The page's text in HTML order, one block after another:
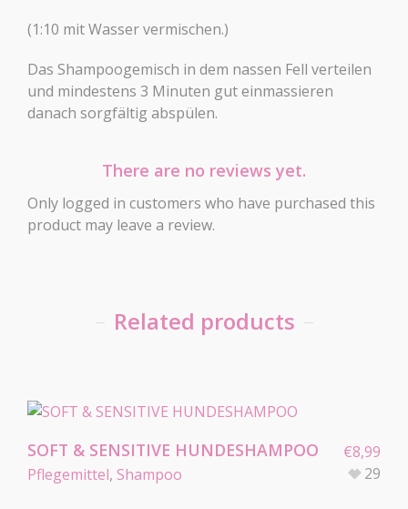
(1:10 mit Wasser vermischen.)
Das Shampoogemisch in dem nassen Fell verteilen
und mindestens 3 Minuten gut einmassieren
danach sorgfältig abspülen.
There are no reviews yet.
Only logged in customers who have purchased this
product may leave a review.
Related products
SOFT & SENSITIVE HUNDESHAMPOO
Pflegemittel, Shampoo
€8,99
29